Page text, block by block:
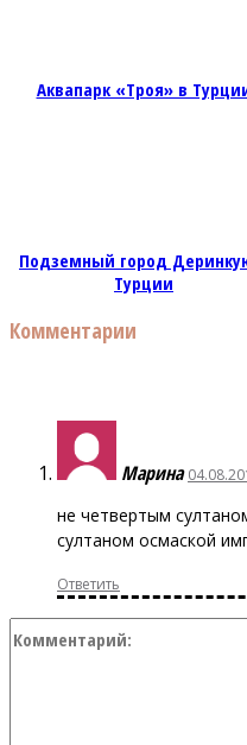
Аквапарк «Троя» в
Подземный город
Турции
Комментарии
Марина
не четвертым
султаном осмаской
Ответить